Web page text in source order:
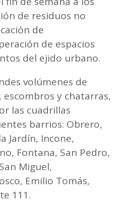
de residuos no
de
de espacios
del ejido urbano.
volúmenes de
y chatarras,
las cuadrillas
barrios: Obrero,
Jardín, Incone,
Fontana, San Pedro,
Miguel,
Emilio Tomás,
111.